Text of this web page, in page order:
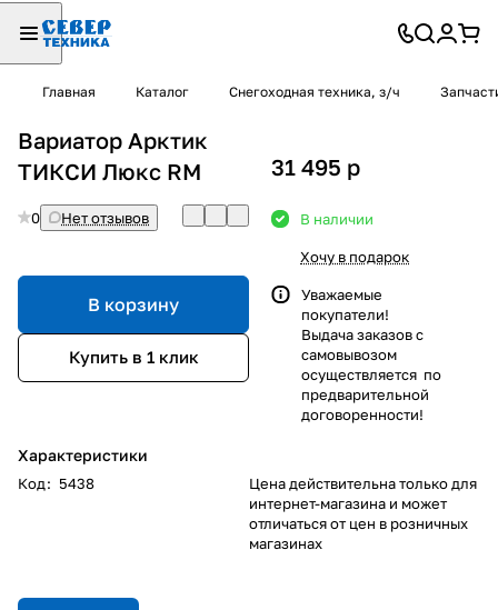
Главная Каталог Снегоходная техника, з/ч
Вариатор Арктик
ТИКСИ Люкс RM
0 Нет отзывов
В корзину
Купить в 1 клик
Характеристики
Код: 5438
31 495 p
В наличии
Хочу в подарок
Уважаемые
покупатели!
Выдача заказов с
самовывозом
осуществляется по
предварительной
договоренности!
Цена действительна только для
интернет-магазина и может
отличаться от цен в розничных
магазинах